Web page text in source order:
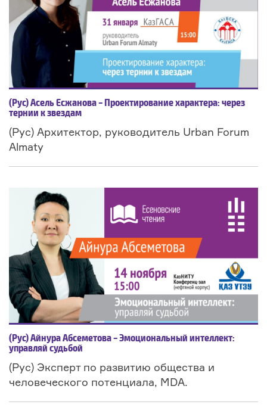
(Рус) Асель Есжанова – Проектирование характера: через
тернии к звездам
(Рус) Архитектор, руководитель Urban Forum
Almaty
(Рус) Айнура Абсеметова – Эмоциональный интеллект:
управляй судьбой
(Рус) Эксперт по развитию общества и
человеческого потенциала, MDA.